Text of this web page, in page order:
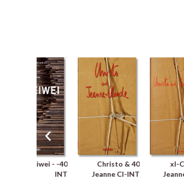
xl-
40 Christo &
Jeanne Cl-INT
40- Ai Weiwei -
INT